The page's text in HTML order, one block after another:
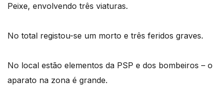
Peixe, envolvendo três viaturas.
No total registou-se um morto e três feridos graves.
No local estão elementos da PSP e dos bombeiros – o
aparato na zona é grande.